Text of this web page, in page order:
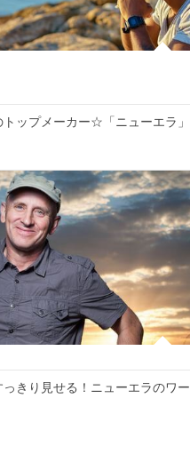
ップメーカー☆「ニューエラ」
きり見せる！ニューエラのワー